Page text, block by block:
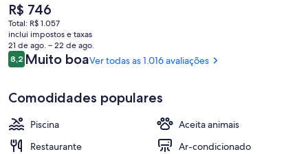
Fachada
O
preço
atual
é
R$ 746
R$ 746
Total: R$ 1.057
inclui impostos e taxas
21 de ago. – 22 de ago.
Avaliações
8,28,2 de 10
Muito boaVer todas as 1.016 avaliações
Comodidades populares
Piscina
Aceita animais
Restaurante
Ar-condicionado